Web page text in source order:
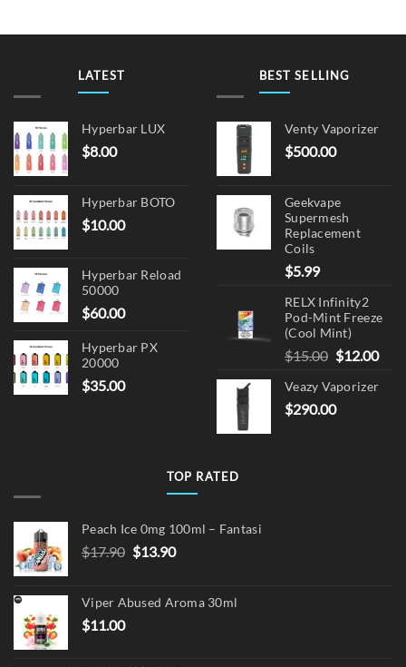
LATEST
Hyperbar LUX
$8.00
Hyperbar BOTO
$10.00
Hyperbar Reload
50000
$60.00
Hyperbar PX
20000
$35.00
BEST SELLING
Venty Vaporizer
$500.00
Geekvape
Supermesh
Replacement
Coils
$5.99
RELX Infinity2
Pod-Mint Freeze
(Cool Mint)
$15.00 Original
was:
$15.00.
$12.00
Veazy Vaporizer
$290.00
TOP RATED
Peach Ice 0mg 100ml – Fantasi
$17.90 Original
$17.90.
$13.90Current
$13.90.
Viper Abused Aroma 30ml
$11.00